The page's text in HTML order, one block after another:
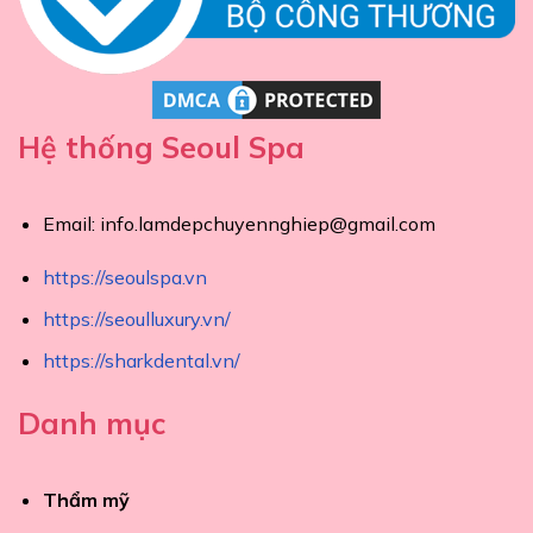
Hệ thống Seoul Spa
Email: info.lamdepchuyennghiep@gmail.com
https://seoulspa.vn
https://seoulluxury.vn/
https://sharkdental.vn/
Danh mục
Thẩm mỹ